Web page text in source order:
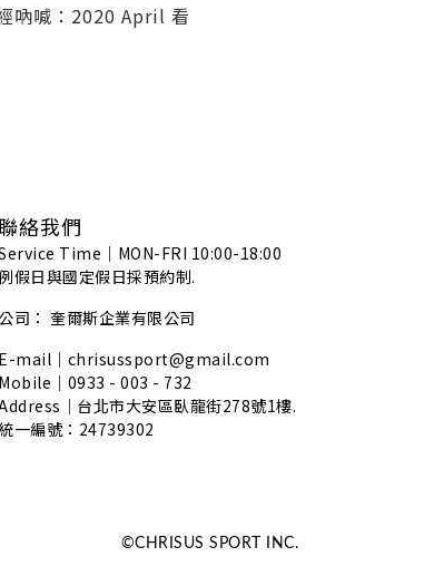
吶喊：2020 April 看
絡我們
Time｜MON-FRI 10:00-18:00
假日與國定假日採預約制.
公司： 奎爾斯企業有限公司
E-mail｜chrisussport@gmail.com
Mobile｜0933 - 003 - 732
｜ 台北市大安區臥龍街278號1樓.
一編號：24739302
©CHRISUS SPORT INC.